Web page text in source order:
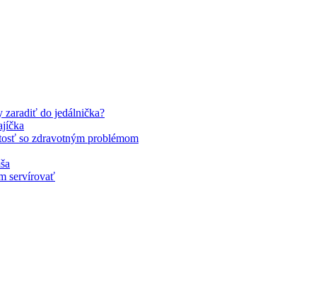
zaradiť do jedálnička?
so zdravotným problémom
servírovať